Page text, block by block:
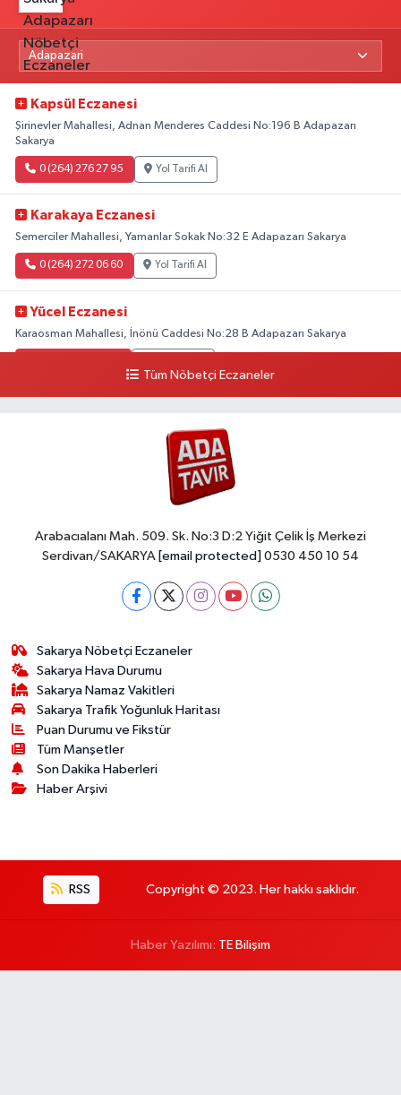
Kapsül Eczanesi
Şirinevler Mahallesi, Adnan Menderes Caddesi No:196 B Adapazarı
Sakarya
0 (264) 276 27 95 Yol Tarifi Al
Karakaya Eczanesi
Semerciler Mahallesi, Yamanlar Sokak No:32 E Adapazarı Sakarya
0 (264) 272 06 60 Yol Tarifi Al
Yücel Eczanesi
Karaosman Mahallesi, İnönü Caddesi No:28 B Adapazarı Sakarya
Karaman Mahallesi, Cahit Kıraç Caddesi No:31 16 Adapazarı Sakarya
Yol Tarifi Al
Tüm Nöbetçi Eczaneler
Arabacıalanı Mah. 509. Sk. No:3 D:2 Yiğit Çelik İş Merkezi
Serdivan/SAKARYA [email protected] 0530 450 10 54
Sakarya Nöbetçi Eczaneler
Sakarya Hava Durumu
Sakarya Namaz Vakitleri
Sakarya Trafik Yoğunluk Haritası
Puan Durumu ve Fikstür
Tüm Manşetler
Son Dakika Haberleri
Haber Arşivi
RSS Copyright © 2023. Her hakkı saklıdır.
Haber Yazılımı: TE Bilişim